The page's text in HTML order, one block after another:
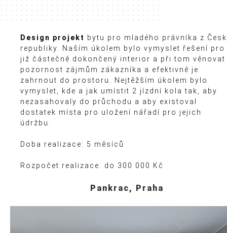
Design projekt
bytu pro mladého právníka z
republiky. Naším úkolem bylo vymyslet řešení pro
již částečně dokončený interior a při tom věnovat
pozornost zájmům zákazníka a efektivně je
zahrnout do prostoru. Nejtěžším úkolem bylo
vymyslet, kde a jak umístit 2 jízdní kola tak, aby
nezasahovaly do průchodu a aby existoval
dostatek místa pro uložení nářadí pro jejich
údržbu.
Doba realizace: 5 měsíců
Rozpočet realizace: do 300 000 Kč
Pankrac, Praha